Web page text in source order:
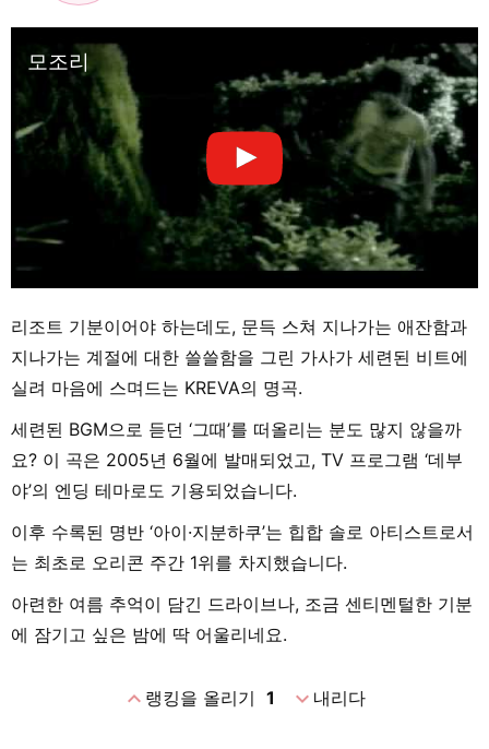
모조리
리조트 기분이어야 하는데도, 문득 스쳐 지나가는 애잔함과
지나가는 계절에 대한 쓸쓸함을 그린 가사가 세련된 비트에
실려 마음에 스며드는 KREVA의 명곡.
세련된 BGM으로 듣던 ‘그때’를 떠올리는 분도 많지 않을까
요? 이 곡은 2005년 6월에 발매되었고, TV 프로그램 ‘데부
야’의 엔딩 테마로도 기용되었습니다.
이후 수록된 명반 ‘아이·지분하쿠’는 힙합 솔로 아티스트로서
는 최초로 오리콘 주간 1위를 차지했습니다.
아련한 여름 추억이 담긴 드라이브나, 조금 센티멘털한 기분
에 잠기고 싶은 밤에 딱 어울리네요.
expand_less랭킹을 올리기 1 expand_more내리다